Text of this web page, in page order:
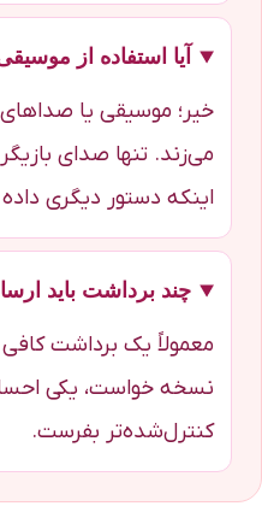
آیا استفاده از
خیر؛ موسیقی یا صداهای
می‌زند. تنها صدای
اینکه دستور دیگری
چند برداشت باید
معمولاً یک برداشت
نسخه خواست، یکی
کنترل‌شده‌تر بفرست.